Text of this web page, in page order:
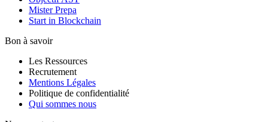
Mister Prepa
Start in Blockchain
Bon à savoir
Les Ressources
Recrutement
Mentions Légales
Politique de confidentialité
Qui sommes nous